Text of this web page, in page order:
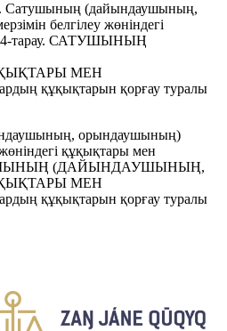
Сатушының (дайындаушының,
белгілеу жөніндегі
4-тарау. САТУШЫНЫҢ
МЕН
құқықтарын қорғау туралы
орындаушының)
жөніндегі құқықтары мен
(ДАЙЫНДАУШЫНЫҢ,
МЕН
құқықтарын қорғау туралы